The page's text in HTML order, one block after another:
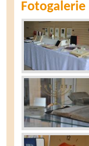
Fotogalerie